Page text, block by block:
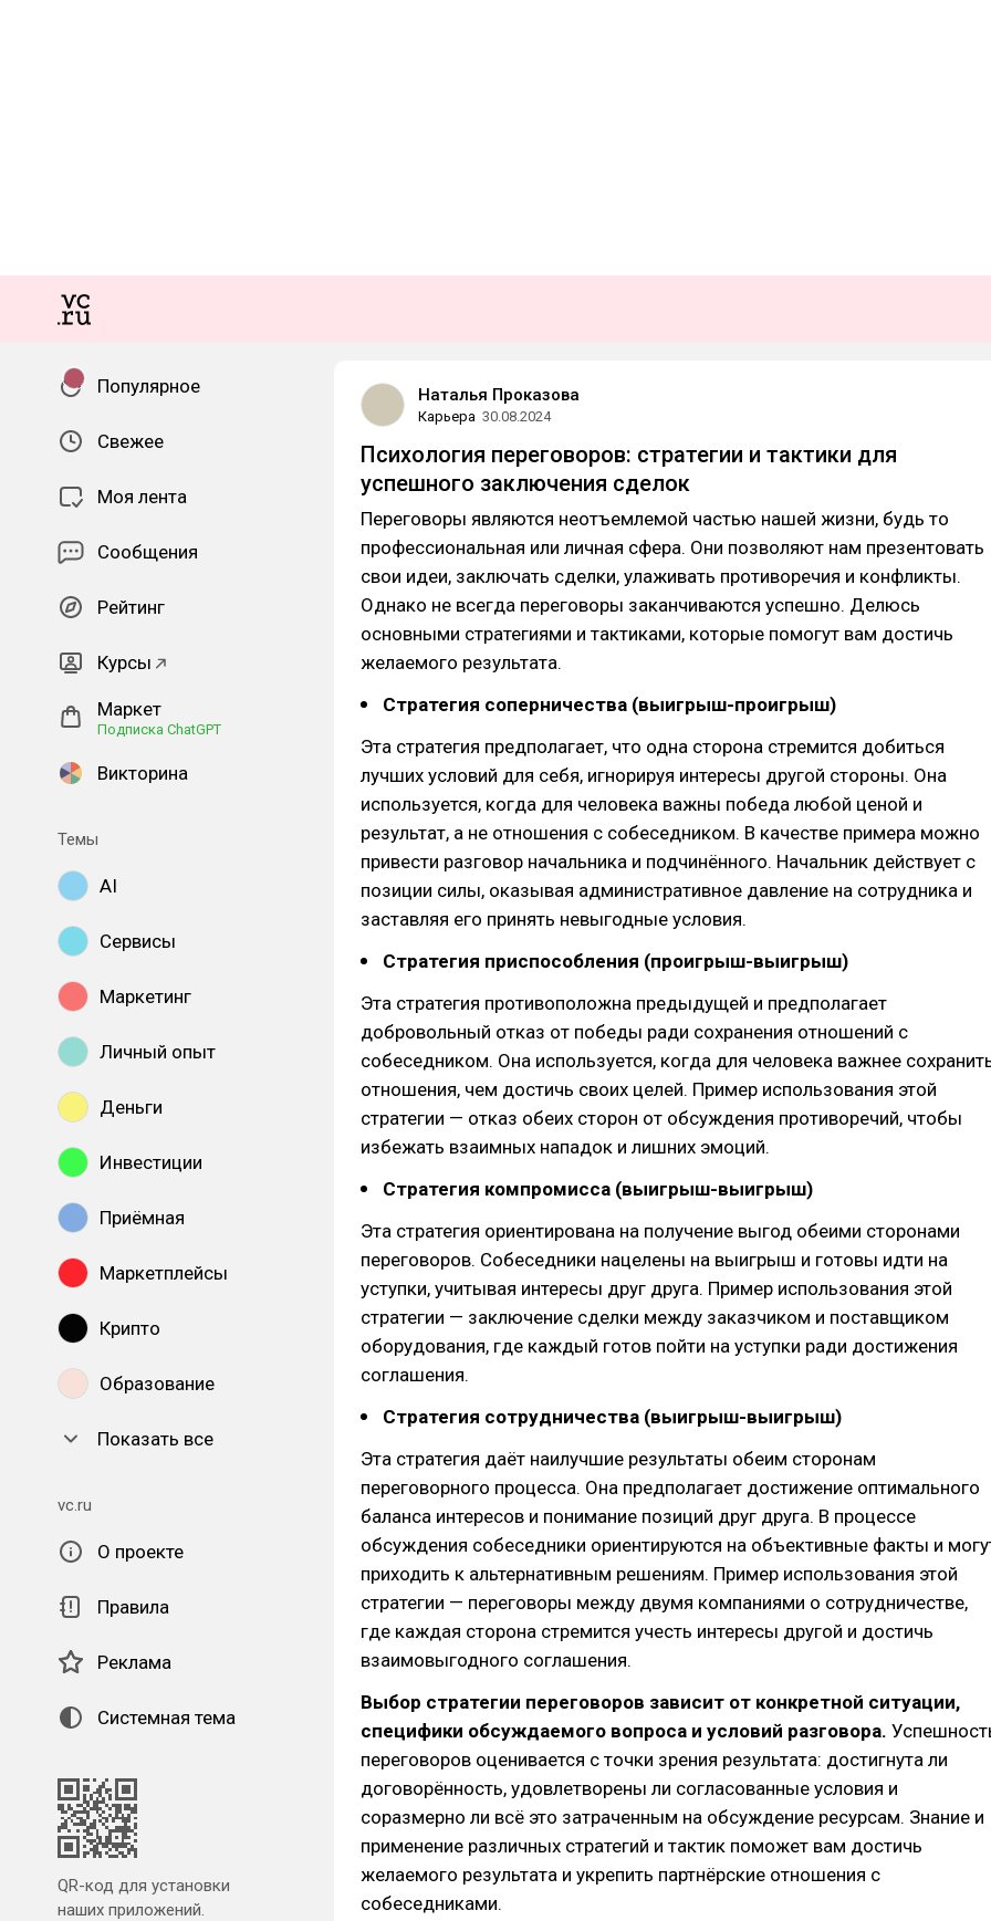
Популярное
Свежее
Моя лента
Сообщения
Рейтинг
Курсы
Маркет
Подписка ChatGPT
Викторина
Темы
AI
Сервисы
Маркетинг
Личный опыт
Деньги
Инвестиции
Приёмная
Маркетплейсы
Крипто
Образование
Показать все
vc.ru
О проекте
Правила
Реклама
Системная тема
QR-код для установки
наших приложений.
Наталья Проказова
Карьера 30.08.2024
Психология переговоров: стратегии и тактики для
успешного заключения сделок
Переговоры являются неотъемлемой частью нашей жизни, будь то
профессиональная или личная сфера. Они позволяют нам презентовать
свои идеи, заключать сделки, улаживать противоречия и конфликты.
Однако не всегда переговоры заканчиваются успешно. Делюсь
основными стратегиями и тактиками, которые помогут вам достичь
желаемого результата.
Стратегия соперничества (выигрыш-проигрыш)
Эта стратегия предполагает, что одна сторона стремится добиться
лучших условий для себя, игнорируя интересы другой стороны. Она
используется, когда для человека важны победа любой ценой и
результат, а не отношения с собеседником. В качестве примера можно
привести разговор начальника и подчинённого. Начальник действует с
позиции силы, оказывая административное давление на сотрудника и
заставляя его принять невыгодные условия.
Стратегия приспособления (проигрыш-выигрыш)
Эта стратегия противоположна предыдущей и предполагает
добровольный отказ от победы ради сохранения отношений с
собеседником. Она используется, когда для человека важнее
отношения, чем достичь своих целей. Пример использования этой
стратегии — отказ обеих сторон от обсуждения противоречий, чтобы
избежать взаимных нападок и лишних эмоций.
Стратегия компромисса (выигрыш-выигрыш)
Эта стратегия ориентирована на получение выгод обеими сторонами
переговоров. Собеседники нацелены на выигрыш и готовы идти на
уступки, учитывая интересы друг друга. Пример использования этой
стратегии — заключение сделки между заказчиком и поставщиком
оборудования, где каждый готов пойти на уступки ради достижения
соглашения.
Стратегия сотрудничества (выигрыш-выигрыш)
Эта стратегия даёт наилучшие результаты обеим сторонам
переговорного процесса. Она предполагает достижение оптимального
баланса интересов и понимание позиций друг друга. В процессе
обсуждения собеседники ориентируются на объективные факты и
приходить к альтернативным решениям. Пример использования этой
стратегии — переговоры между двумя компаниями о сотрудничестве,
где каждая сторона стремится учесть интересы другой и достичь
взаимовыгодного соглашения.
Выбор стратегии переговоров зависит от конкретной ситуации,
специфики обсуждаемого вопроса и условий разговора.
переговоров оценивается с точки зрения результата: достигнута ли
договорённость, удовлетворены ли согласованные условия и
соразмерно ли всё это затраченным на обсуждение ресурсам. Знание и
применение различных стратегий и тактик поможет вам достичь
желаемого результата и укрепить партнёрские отношения с
собеседниками.